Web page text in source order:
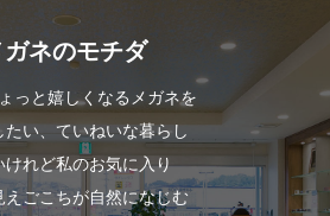
ネのモチダ
っと嬉しくなるメガネを
たい、ていねいな暮らし
けれど私のお気に入り
えごこちが自然になじむ